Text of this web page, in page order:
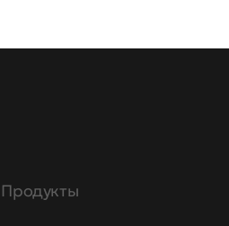
Продукты